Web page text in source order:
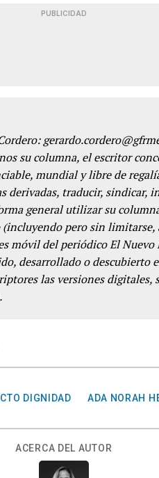
PUBLICIDAD
su columna, el escritor
mundial y libre de
derivadas, traducir, sindicar,
general utilizar su
pero sin limitarse,
móvil del periódico El
desarrollado o descubierto
las versiones
DIGNIDAD
ADA NORAH
ACERCA DEL AUTOR